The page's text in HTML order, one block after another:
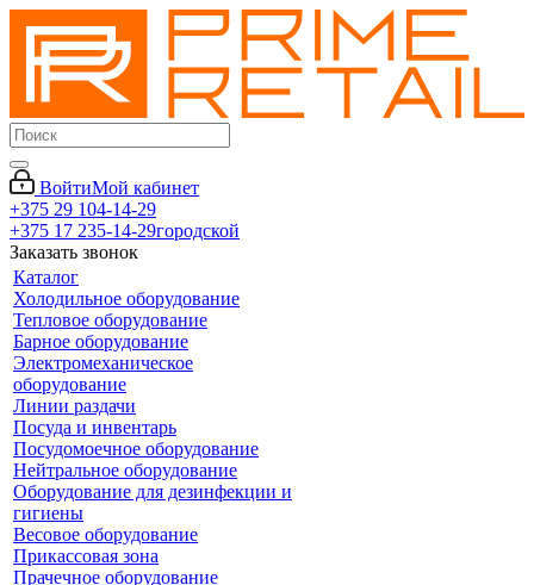
ВойтиМой кабинет
+375 29 104-14-29
+375 17 235-14-29городской
Заказать звонок
Каталог
Холодильное оборудование
Тепловое оборудование
Барное оборудование
Электромеханическое
оборудование
Линии раздачи
Посуда и инвентарь
Посудомоечное оборудование
Нейтральное оборудование
Оборудование для дезинфекции и
гигиены
Весовое оборудование
Прикассовая зона
Прачечное оборудование